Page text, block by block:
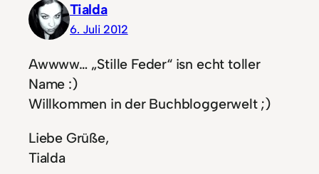
Tialda
6. Juli 2012
Awwww… „Stille Feder“ isn echt toller
Name :)
Willkommen in der Buchbloggerwelt ;)
Liebe Grüße,
Tialda